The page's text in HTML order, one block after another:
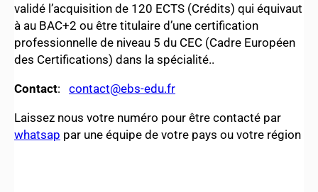
validé l’acquisition de 120 ECTS (Crédits) qui équivaut
à au BAC+2 ou être titulaire d’une certification
professionnelle de niveau 5 du CEC (Cadre Européen
des Certifications) dans la spécialité..
Contact: contact@ebs-edu.fr
Laissez nous votre numéro pour être contacté par
whatsap par une équipe de votre pays ou votre région